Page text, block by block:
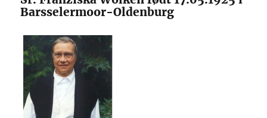
Barsselermoor-Oldenburg